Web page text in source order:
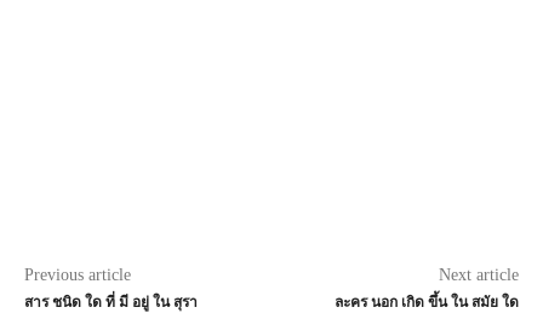
Previous article
สาร ชนิด ใด ที่ มี อยู่ ใน สุรา
Next article
ละคร นอก เกิด ขึ้น ใน สมัย ใด